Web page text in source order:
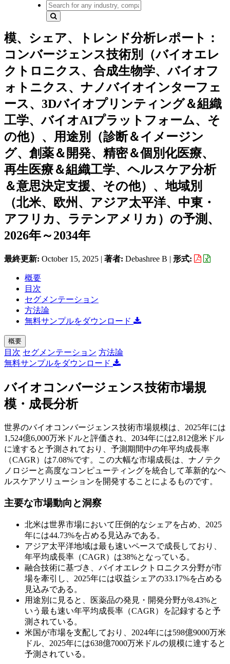
模、シェア、トレンド分析レポート：
コンバージェンス技術別（バイオエレ
クトロニクス、合成生物学、バイオフ
ォトニクス、ナノバイオインターフェ
ース、3Dバイオプリンティング＆組織
工学、バイオAIプラットフォーム、そ
の他）、用途別（診断＆イメージン
グ、創薬＆開発、精密＆個別化医療、
再生医療＆組織工学、ヘルスケア分析
＆意思決定支援、その他）、地域別
（北米、欧州、アジア太平洋、中東・
アフリカ、ラテンアメリカ）の予測、
2026年～2034年
最終更新: October 15, 2025 | 著者: Debashree B | 形式:
概要
目次
セグメンテーション
方法論
無料サンプルをダウンロード
概要
目次 セグメンテーション 方法論
無料サンプルをダウンロード
バイオコンバージェンス技術市場規
模・成長分析
世界のバイオコンバージェンス技術市場規模は、2025年には
1,524億6,000万米ドルと評価され、2034年には2,812億米ドル
に達すると予測されており、予測期間中の年平均成長率
（CAGR）は7.08%です。この大幅な市場成長は、ナノテク
ノロジーと高度なコンピューティングを統合して革新的なヘ
ルスケアソリューションを開発することによるものです。
主要な市場動向と洞察
北米は世界市場において圧倒的なシェアを占め、2025
年には44.73%を占める見込みである。
アジア太平洋地域は最も速いペースで成長しており、
年平均成長率（CAGR）は38%となっている。
融合技術に基づき、バイオエレクトロニクス分野が市
場を牽引し、2025年には収益シェアの33.17%を占める
見込みである。
用途別に見ると、医薬品の発見・開発分野が8.43%と
いう最も速い年平均成長率（CAGR）を記録すると予
測されている。
米国が市場を支配しており、2024年には598億9000万米
ドル、2025年には638億7000万米ドルの規模に達すると
予測されている。